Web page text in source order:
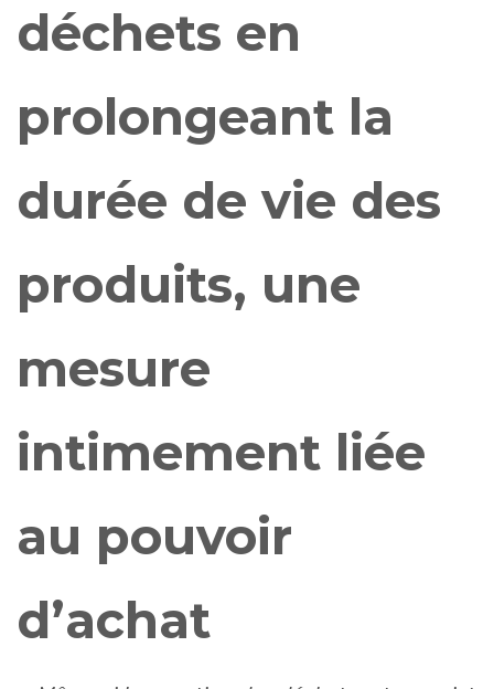
déchets en
prolongeant la
durée de vie des
produits, une
mesure
intimement liée
au pouvoir
d’achat